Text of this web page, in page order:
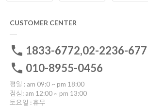
CUSTOMER CENTER
1833-6772,02-2236-
010-8955-0456
평일 : am 09:0 ~ pm 18:00
점심: am 12:00 ~ pm 13:00
토요일 : 휴무